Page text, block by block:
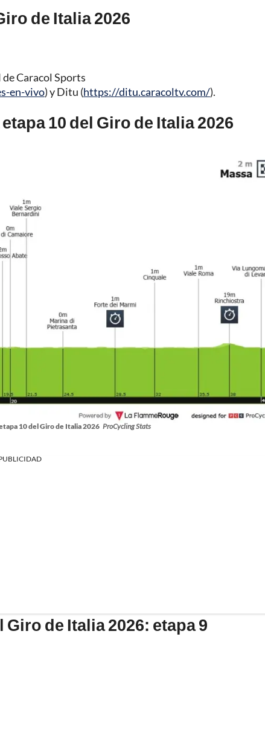
de Italia 2026
Caracol Sports
en-vivo) y Ditu (https://ditu.caracoltv.com/).
10 del Giro de Italia 2026
10 del Giro de Italia 2026 ProCycling Stats
de Italia 2026: etapa 9